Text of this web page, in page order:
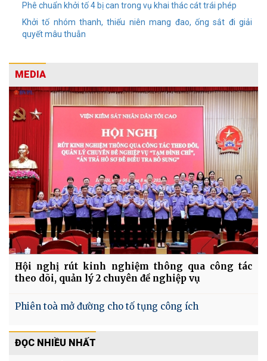
Phê chuẩn khởi tố 4 bị can trong vụ khai thác cát trái phép
Khởi tố nhóm thanh, thiếu niên mang đao, ống sắt đi giải
quyết mâu thuẫn
MEDIA
Hội nghị rút kinh nghiệm thông qua công tác
theo dõi, quản lý 2 chuyên đề nghiệp vụ
Phiên toà mở đường cho tố tụng công ích
ĐỌC NHIỀU NHẤT